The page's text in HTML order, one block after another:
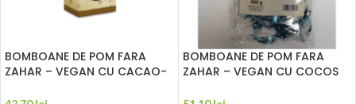
BOMBOANE DE POM FARA
ZAHAR – VEGAN CU CACAO-
BOMBOANE DE POM FARA
ZAHAR – VEGAN CU COCOS